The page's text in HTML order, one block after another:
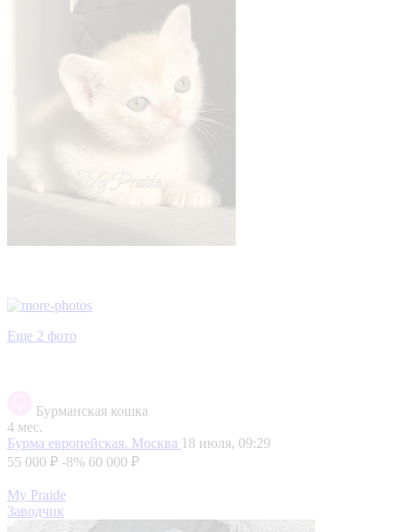
Еще 2 фото
Бурманская кошка
4 мес.
Бурма европейская. Москва 18 июля, 09:29
55 000 ₽ -8% 60 000 ₽
My Praide
Заводчик